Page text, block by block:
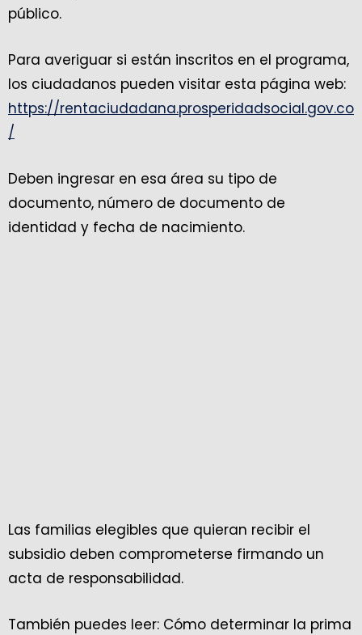
público.
Para averiguar si están inscritos en el programa,
los ciudadanos pueden visitar esta página web:
https://rentaciudadana.prosperidadsocial.gov.co
/
Deben ingresar en esa área su tipo de
documento, número de documento de
identidad y fecha de nacimiento.
Las familias elegibles que quieran recibir el
subsidio deben comprometerse firmando un
acta de responsabilidad.
También puedes leer: Cómo determinar la prima